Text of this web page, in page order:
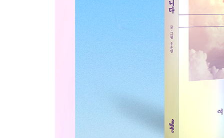
내게 다시 비행하고 싶냐고 묻는다면
사직서를 품지 않았지만 퇴사를 했다
같은 마음
하늘 위에서, 하늘 위라서
비행기에서 일어나는 일이 궁금하다
에필로그